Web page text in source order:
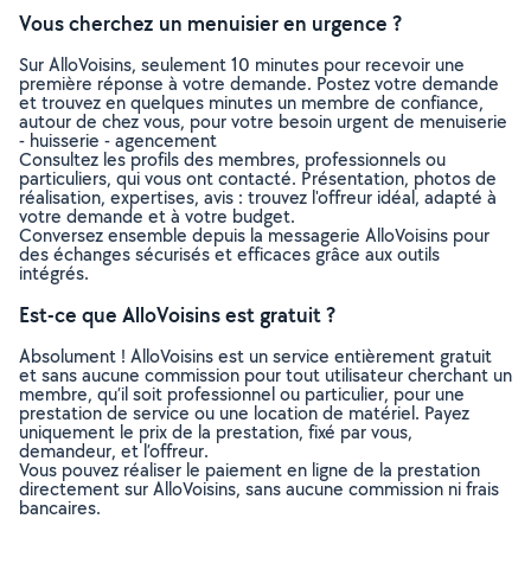
Vous cherchez un menuisier en urgence ?
Sur AlloVoisins, seulement 10 minutes pour recevoir une
première réponse à votre demande. Postez votre demande
et trouvez en quelques minutes un membre de confiance,
autour de chez vous, pour votre besoin urgent de menuiserie
- huisserie - agencement
Consultez les profils des membres, professionnels ou
particuliers, qui vous ont contacté. Présentation, photos de
réalisation, expertises, avis : trouvez l'offreur idéal, adapté à
votre demande et à votre budget.
Conversez ensemble depuis la messagerie AlloVoisins pour
des échanges sécurisés et efficaces grâce aux outils
intégrés.
Est-ce que AlloVoisins est gratuit ?
Absolument ! AlloVoisins est un service entièrement gratuit
et sans aucune commission pour tout utilisateur cherchant un
membre, qu’il soit professionnel ou particulier, pour une
prestation de service ou une location de matériel. Payez
uniquement le prix de la prestation, fixé par vous,
demandeur, et l’offreur.
Vous pouvez réaliser le paiement en ligne de la prestation
directement sur AlloVoisins, sans aucune commission ni frais
bancaires.